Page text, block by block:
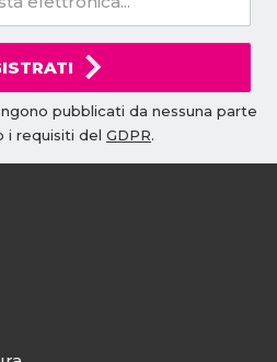
pubblicati da nessuna parte
i requisiti del GDPR.